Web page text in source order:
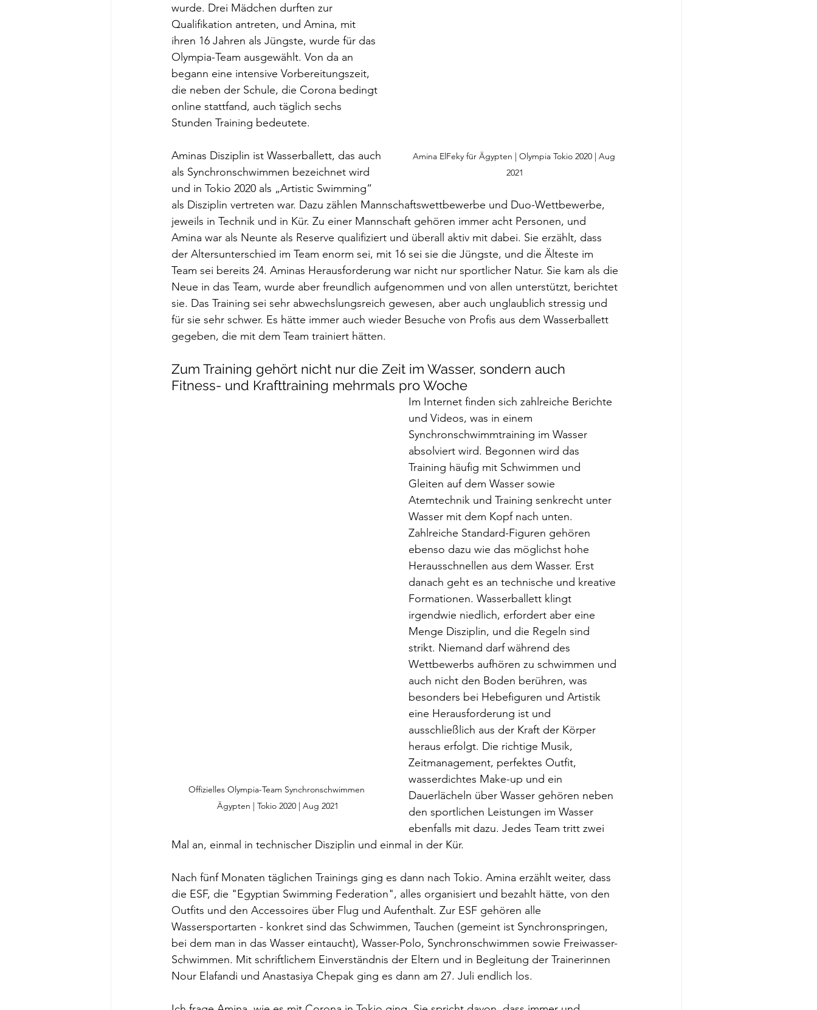
Amina ElFeky für Ägypten | Olympia Tokio 2020 | Aug
2021
wurde. Drei Mädchen durften zur
Qualifikation antreten, und Amina, mit
ihren 16 Jahren als Jüngste, wurde für das
Olympia-Team ausgewählt. Von da an
begann eine intensive Vorbereitungszeit,
die neben der Schule, die Corona bedingt
online stattfand, auch täglich sechs
Stunden Training bedeutete.
Aminas Disziplin ist Wasserballett, das auch
als Synchronschwimmen bezeichnet wird
und in Tokio 2020 als „Artistic Swimming“
als Disziplin vertreten war. Dazu zählen Mannschaftswettbewerbe und Duo-Wettbewerbe,
jeweils in Technik und in Kür. Zu einer Mannschaft gehören immer acht Personen, und
Amina war als Neunte als Reserve qualifiziert und überall aktiv mit dabei. Sie erzählt, dass
der Altersunterschied im Team enorm sei, mit 16 sei sie die Jüngste, und die Älteste im
Team sei bereits 24. Aminas Herausforderung war nicht nur sportlicher Natur. Sie kam als die
Neue in das Team, wurde aber freundlich aufgenommen und von allen unterstützt, berichtet
sie. Das Training sei sehr abwechslungsreich gewesen, aber auch unglaublich stressig und
für sie sehr schwer. Es hätte immer auch wieder Besuche von Profis aus dem Wasserballett
gegeben, die mit dem Team trainiert hätten.
Zum Training gehört nicht nur die Zeit im Wasser, sondern auch
Fitness- und Krafttraining mehrmals pro Woche
Offizielles Olympia-Team Synchronschwimmen
Ägypten | Tokio 2020 | Aug 2021
Im Internet finden sich zahlreiche Berichte
und Videos, was in einem
Synchronschwimmtraining im Wasser
absolviert wird. Begonnen wird das
Training häufig mit Schwimmen und
Gleiten auf dem Wasser sowie
Atemtechnik und Training senkrecht unter
Wasser mit dem Kopf nach unten.
Zahlreiche Standard-Figuren gehören
ebenso dazu wie das möglichst hohe
Herausschnellen aus dem Wasser. Erst
danach geht es an technische und kreative
Formationen. Wasserballett klingt
irgendwie niedlich, erfordert aber eine
Menge Disziplin, und die Regeln sind
strikt. Niemand darf während des
Wettbewerbs aufhören zu schwimmen und
auch nicht den Boden berühren, was
besonders bei Hebefiguren und Artistik
eine Herausforderung ist und
ausschließlich aus der Kraft der Körper
heraus erfolgt. Die richtige Musik,
Zeitmanagement, perfektes Outfit,
wasserdichtes Make-up und ein
Dauerlächeln über Wasser gehören neben
den sportlichen Leistungen im Wasser
ebenfalls mit dazu. Jedes Team tritt zwei
Mal an, einmal in technischer Disziplin und einmal in der Kür.
Nach fünf Monaten täglichen Trainings ging es dann nach Tokio. Amina erzählt weiter, dass
die ESF, die "Egyptian Swimming Federation", alles organisiert und bezahlt hätte, von den
Outfits und den Accessoires über Flug und Aufenthalt. Zur ESF gehören alle
Wassersportarten - konkret sind das Schwimmen, Tauchen (gemeint ist Synchronspringen,
bei dem man in das Wasser eintaucht), Wasser-Polo, Synchronschwimmen sowie Freiwasser-
Schwimmen. Mit schriftlichem Einverständnis der Eltern und in Begleitung der Trainerinnen
Nour Elafandi und Anastasiya Chepak ging es dann am 27. Juli endlich los.